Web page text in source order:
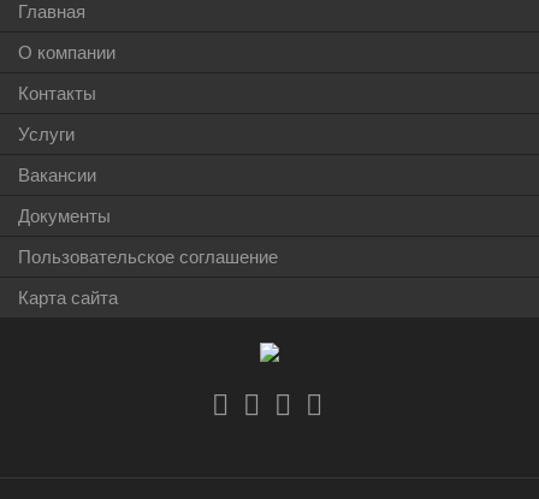
Главная
О компании
Контакты
Услуги
Вакансии
Документы
Пользовательское соглашение
Карта сайта